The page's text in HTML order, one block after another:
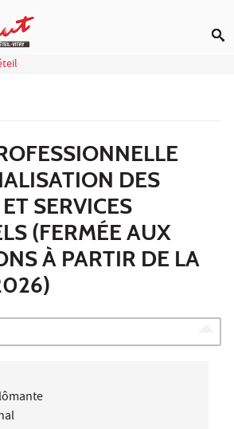
DES
SERVICES
(FERMÉE AUX
À PARTIR DE LA